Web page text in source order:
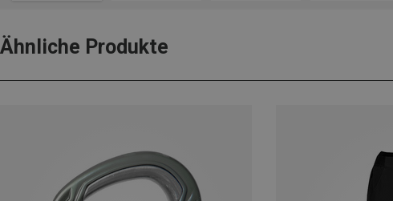
Ähnliche Produkte